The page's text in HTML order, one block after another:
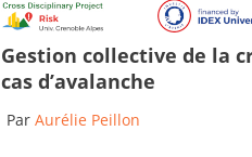
Gestion collective de la
cas d’avalanche
Par Aurélie Peillon